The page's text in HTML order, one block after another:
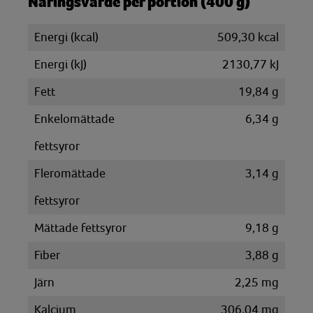
Energi (kcal)
509,30 kcal
Energi (kJ)
2130,77 kJ
Fett
19,84 g
Enkelomättade
fettsyror
6,34 g
Fleromättade
fettsyror
3,14 g
Mättade fettsyror
9,18 g
Fiber
3,88 g
Järn
2,25 mg
Kalcium
306,04 mg